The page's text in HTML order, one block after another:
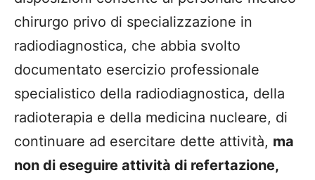
chirurgo privo di specializzazione in
radiodiagnostica, che abbia svolto
documentato esercizio professionale
specialistico della radiodiagnostica, della
radioterapia e della medicina nucleare, di
continuare ad esercitare dette attività, ma
non di eseguire attività di refertazione,